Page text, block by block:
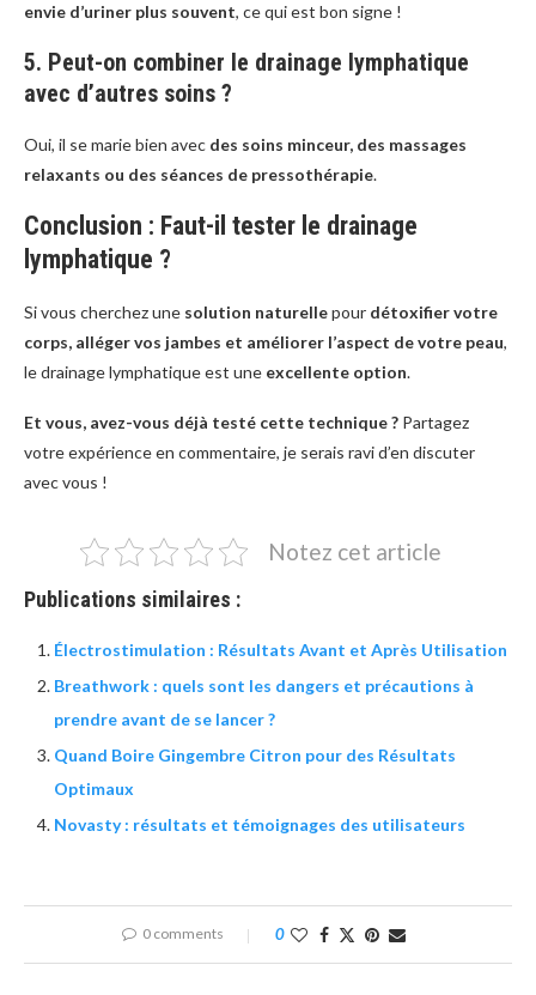
envie d’uriner plus souvent, ce qui est bon signe !
5. Peut-on combiner le drainage lymphatique
avec d’autres soins ?
Oui, il se marie bien avec des soins minceur, des massages
relaxants ou des séances de pressothérapie.
Conclusion : Faut-il tester le drainage
lymphatique ?
Si vous cherchez une solution naturellepour détoxifier votre
corps, alléger vos jambes et améliorer l’aspect de votre peau,
le drainage lymphatique est une excellente option.
Et vous, avez-vous déjà testé cette technique ? Partagez
votre expérience en commentaire, je serais ravi d’en discuter
avec vous !
Notez cet article
Publications similaires :
Électrostimulation : Résultats Avant et Après Utilisation
Breathwork : quels sont les dangers et précautions à
prendre avant de se lancer ?
Quand Boire Gingembre Citron pour des Résultats
Optimaux
Novasty : résultats et témoignages des utilisateurs
0 comments 0